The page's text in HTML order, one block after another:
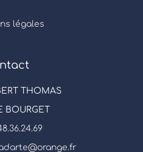
légales
THOMAS
BOURGET